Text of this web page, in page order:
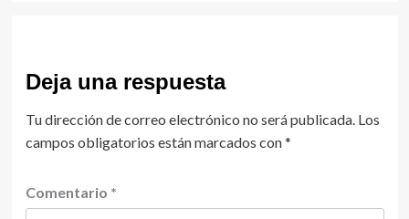
Deja una respuesta
Tu dirección de correo electrónico no será publicada. Los
campos obligatorios están marcados con*
Comentario *